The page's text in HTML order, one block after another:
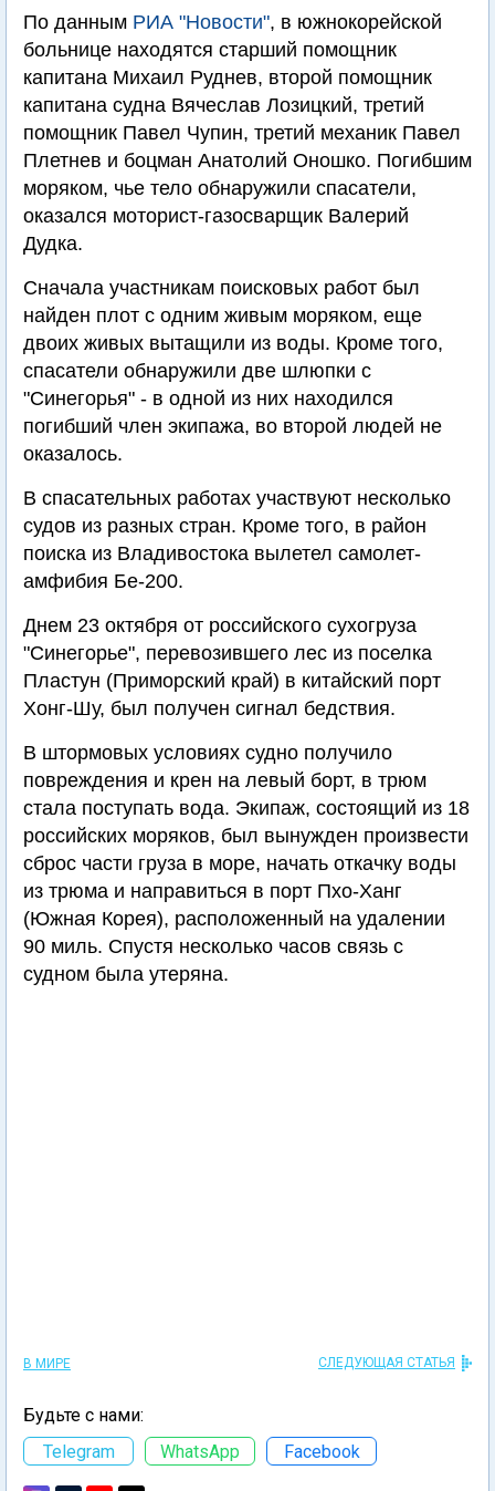
По данным РИА "Новости", в южнокорейской
больнице находятся старший помощник
капитана Михаил Руднев, второй помощник
капитана судна Вячеслав Лозицкий, третий
помощник Павел Чупин, третий механик Павел
Плетнев и боцман Анатолий Оношко. Погибшим
моряком, чье тело обнаружили спасатели,
оказался моторист-газосварщик Валерий
Дудка.
Сначала участникам поисковых работ был
найден плот с одним живым моряком, еще
двоих живых вытащили из воды. Кроме того,
спасатели обнаружили две шлюпки с
"Синегорья" - в одной из них находился
погибший член экипажа, во второй людей не
оказалось.
В спасательных работах участвуют несколько
судов из разных стран. Кроме того, в район
поиска из Владивостока вылетел самолет-
амфибия Бе-200.
Днем 23 октября от российского сухогруза
"Синегорье", перевозившего лес из поселка
Пластун (Приморский край) в китайский порт
Хонг-Шу, был получен сигнал бедствия.
В штормовых условиях судно получило
повреждения и крен на левый борт, в трюм
стала поступать вода. Экипаж, состоящий из 18
российских моряков, был вынужден произвести
сброс части груза в море, начать откачку воды
из трюма и направиться в порт Пхо-Ханг
(Южная Корея), расположенный на удалении
90 миль. Спустя несколько часов связь с
судном была утеряна.
В МИРЕ СЛЕДУЮЩАЯ СТАТЬЯ
Будьте с нами:
Telegram
WhatsApp Facebook